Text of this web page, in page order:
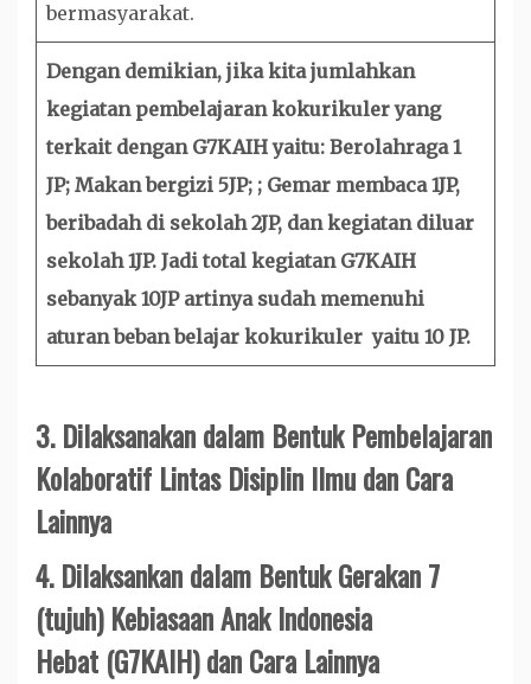
bermasyarakat.
Dengan demikian, jika kita jumlahkan
kegiatan pembelajaran kokurikuler yang
terkait dengan G7KAIH yaitu: Berolahraga 1
JP; Makan bergizi 5JP; ; Gemar membaca 1JP,
beribadah di sekolah 2JP, dan kegiatan diluar
sekolah 1JP. Jadi total kegiatan G7KAIH
sebanyak 10JP artinya sudah memenuhi
aturan beban belajar kokurikuler yaitu 10 JP.
3.Dilaksanakan dalam Bentuk Pembelajaran
Kolaboratif Lintas Disiplin Ilmu dan Cara
Lainnya
4.Dilaksankan dalam Bentuk Gerakan 7
(tujuh) Kebiasaan Anak Indonesia
Hebat (G7KAIH) dan Cara Lainnya